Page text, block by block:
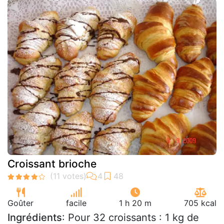
Croissant brioche
Goûter facile 1 h 20 m 705 kcal
Ingrédients: Pour 32 croissants : 1 kg de